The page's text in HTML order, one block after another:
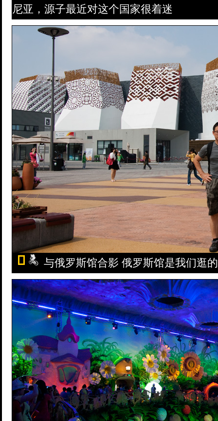
尼亚，源子最近对这个国家很着迷
与俄罗斯馆合影 俄罗斯馆是我们逛